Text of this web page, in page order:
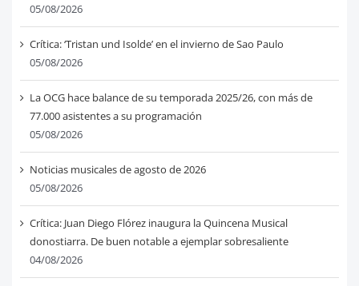
05/08/2026
Crítica: ‘Tristan und Isolde’ en el invierno de Sao Paulo
05/08/2026
La OCG hace balance de su temporada 2025/26, con más de
77.000 asistentes a su programación
05/08/2026
Noticias musicales de agosto de 2026
05/08/2026
Crítica: Juan Diego Flórez inaugura la Quincena Musical
donostiarra. De buen notable a ejemplar sobresaliente
04/08/2026